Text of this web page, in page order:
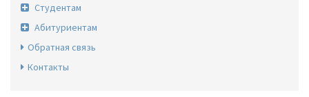
Студентам
Абитуриентам
Обратная связь
Контакты